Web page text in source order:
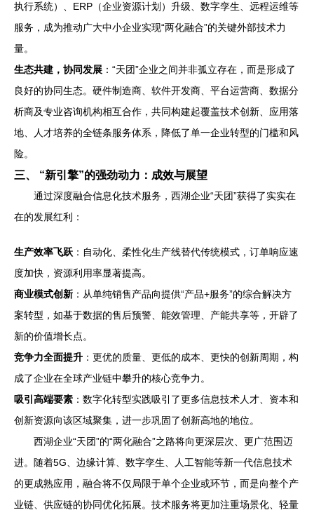
执行系统）、ERP（企业资源计划）升级、数字孪生、远程运维等
服务，成为推动广大中小企业实现“两化融合”的关键外部技术力
量。
生态共建，协同发展 ：“天团”企业之间并非孤立存在，而是形成了
良好的协同生态。硬件制造商、软件开发商、平台运营商、数据分
析商及专业咨询机构相互合作，共同构建起覆盖技术创新、应用落
地、人才培养的全链条服务体系，降低了单一企业转型的门槛和风
险。
三、 “新引擎”的强劲动力：成效与展望
通过深度融合信息化技术服务，西湖企业“天团”获得了实实在
在的发展红利：
生产效率飞跃 ：自动化、柔性化生产线替代传统模式，订单响应速
度加快，资源利用率显著提高。
商业模式创新 ：从单纯销售产品向提供“产品+服务”的综合解决方
案转型，如基于数据的售后预警、能效管理、产能共享等，开辟了
新的价值增长点。
竞争力全面提升 ：更优的质量、更低的成本、更快的创新周期，构
成了企业在全球产业链中攀升的核心竞争力。
吸引高端要素 ：数字化转型实践吸引了更多信息技术人才、资本和
创新资源向该区域聚集，进一步巩固了创新高地的地位。
西湖企业“天团”的“两化融合”之路将向更深层次、更广范围迈
进。随着5G、边缘计算、数字孪生、人工智能等新一代信息技术
的更成熟应用，融合将不仅局限于单个企业或环节，而是向整个产
业链、供应链的协同优化拓展。技术服务将更加注重场景化、轻量